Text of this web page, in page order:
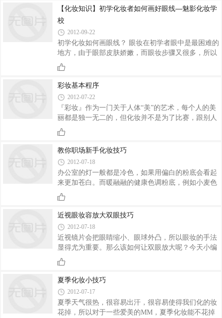
不断的去学习不断的去模仿 当然模仿不代表全抄袭
懂的如何把模仿的东西转化那才是最重要的 这几款造
型比较适合刚开始做造型的同学去借鉴 下面图片都是
时尚魅影化妆学校的学员的时尚魅影
【化妆知识】初学化妆者如何画好眼线—魅影化妆学
校
2012-09-22
初学化妆如何画眼线？ 眼妆在初学者眼中是最困难的
地方，由于眼部皮肤娇嫩，而眼妆步骤又很多，所以
非常繁琐，常常不知道从哪里下手。而眼线又数眼妆
中最困难的二虎之一（另一个拦路虎是眼影的晕
染）。初学化妆如何画好眼线，国内最专业的洛阳时
尚魅影化妆学校彩妆师手把手教你，一切问题都能迎
刃而解。 1，用无名指轻轻提拉眼尾眼皮，露出比较
清晰的睫毛根部，从眼头往眼尾方向描画上细细的内
眼线，在眼尾1/3的部位开始加粗眼线，可以让眼睛更
有神。 2，将这条细细的眼线晕开，然后依照着晕粗
彩妆基本程序
2012-07-22
『彩妆』作为一门关于人体“美”的艺术，每个人的美
丽都是独一无二的，但化妆并不是为了比赛，跟别人
竞争，而是让自己更美丽动人，散发出更大的魅力和
自信。女性只要肯用心、敢尝试，都是美丽的缔造
者，就能够打造出专属于自己的美丽“模板”。彩妆包
括的范围很广泛，如生活妆、新娘妆和印度妆等等。
化妆的重点在于操作程序，该如何让彩妆程序更容易
操作上手呢？这就需要我们经常去练习化妆的程序。
教你职场新手化妆技巧
2012-07-18
办公室的灯一般都是冷色，如果用偏白的粉底会看起
来更加苍白。而暖融融的健康色调粉底，例如小麦色
则会让肌肤看起来更有质感，活力十足。在化妆上如
果注意到这些问题，学到这些化妆技巧就会让你拥有
好人缘哦，今天小编就来教你OL化妆应该注意什么
近视眼妆容放大双眼技巧
2012-07-18
近视镜片会把眼睛缩小、眼球外凸，所以眼妆的手法
显得尤为重要。那么该如何让双眼放大呢？今天小编
就教大家近视眼如何放大双眼的化妆技巧，赶紧来学
习吧！
夏季化妆小技巧
2012-07-17
夏季天气很热，很容易出汗，很容易使得我们化的妆
花掉，所以对于一些爱美的MM，夏季化妆能不花掉